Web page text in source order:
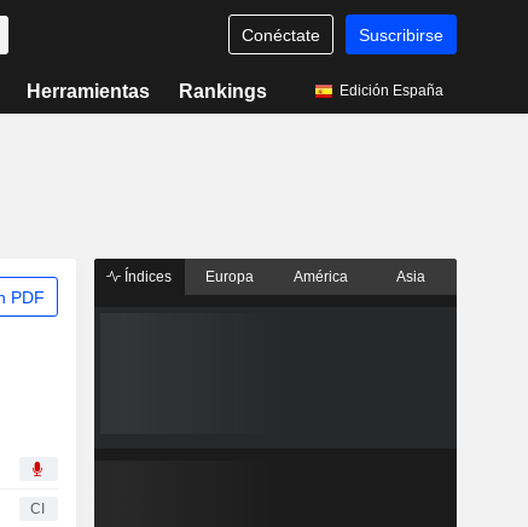
Conéctate Suscribirse
Herramientas Rankings Edición España
PDF
CI
Índices Europa América Asia